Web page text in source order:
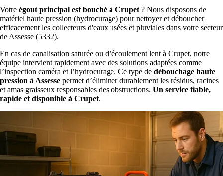
Votre égout principal est bouché à Crupet ? Nous disposons de
matériel haute pression (hydrocurage) pour nettoyer et déboucher
efficacement les collecteurs d'eaux usées et pluviales dans votre secteur
de Assesse (5332).
En cas de canalisation saturée ou d’écoulement lent à Crupet, notre
équipe intervient rapidement avec des solutions adaptées comme
l’inspection caméra et l’hydrocurage. Ce type de débouchage haute
pression à Assesse permet d’éliminer durablement les résidus, racines
et amas graisseux responsables des obstructions. Un service fiable,
rapide et disponible à Crupet.